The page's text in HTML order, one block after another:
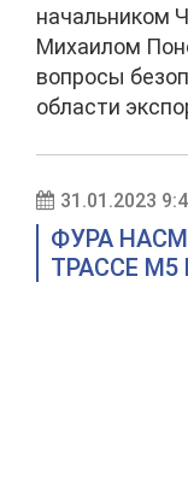
начальником
Михаилом
вопросы
области
31.01.2023
ФУРА
ТРАССЕ